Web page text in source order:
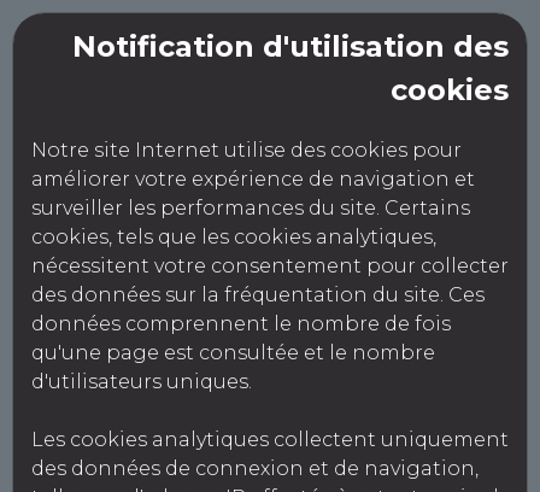
Notification d'utilisation des
cookies
Notre site Internet utilise des cookies pour
améliorer votre expérience de navigation et
surveiller les performances du site. Certains
cookies, tels que les cookies analytiques,
nécessitent votre consentement pour collecter
des données sur la fréquentation du site. Ces
données comprennent le nombre de fois
qu'une page est consultée et le nombre
d'utilisateurs uniques.
Les cookies analytiques collectent uniquement
des données de connexion et de navigation,
CONTROLE
TECHNIQUE LA
ROTONDE
Mentions Légales
Informations centres